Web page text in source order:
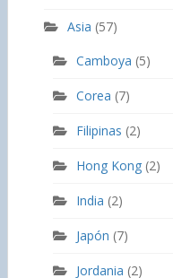
Asia (57)
Camboya (5)
Corea (7)
Filipinas (2)
Hong Kong (2)
India (2)
Japón (7)
Jordania (2)